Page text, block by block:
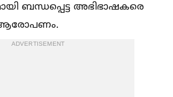
ബന്ധപ്പെട്ട അഭിഭാഷകരെ
ആരോപണം.
ADVERTISEMENT